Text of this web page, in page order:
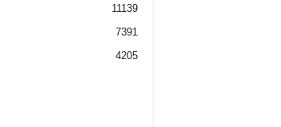
11139
7391
4205